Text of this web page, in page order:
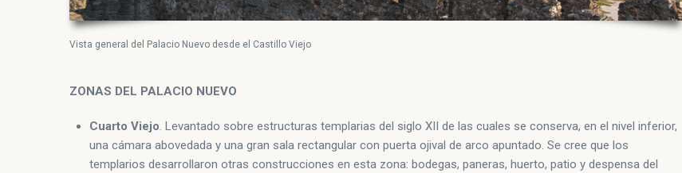
Vista general del Palacio Nuevo desde el Castillo Viejo
ZONAS DEL PALACIO NUEVO
Cuarto Viejo . Levantado sobre estructuras templarias del siglo XII de las cuales se conserva, en el nivel inferior,
una cámara abovedada y una gran sala rectangular con puerta ojival de arco apuntado. Se cree que los
templarios desarrollaron otras construcciones en esta zona: bodegas, paneras, huerto, patio y despensa del